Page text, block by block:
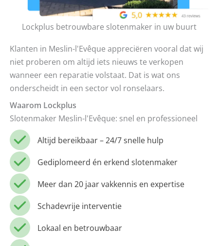
Lockplus betrouwbare slotenmaker in uw buurt
Klanten in Meslin-l'Evêque appreciëren vooral dat wij
niet proberen om altijd iets nieuws te verkopen
wanneer een reparatie volstaat. Dat is wat ons
onderscheidt in een sector vol ronselaars.
Waarom Lockplus
Slotenmaker Meslin-l'Evêque: snel en professioneel
Altijd bereikbaar – 24/7 snelle hulp
Gediplomeerd én erkend slotenmaker
Meer dan 20 jaar vakkennis en expertise
Schadevrije interventie
Lokaal en betrouwbaar